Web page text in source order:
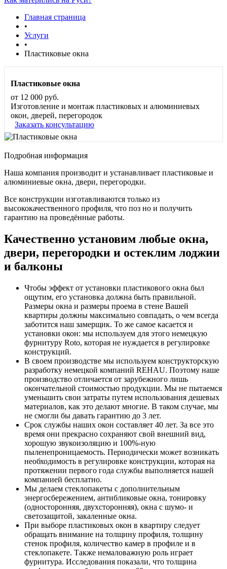
Главная страница
•
Услуги
•
Пластиковые окна
Пластиковые окна
от 12 000 руб.
Изготовление и монтаж пластиковых и алюминиевых
окон, дверей, перегородок
Заказать консультацию
Подробная информация
Наша компания производит и устанавливает пластиковые и
алюминиевые окна, двери, перегородки.
Все конструкции изготавливаются только из
высококачественного профиля, что поз но и получить
гарантию на проведённые работы.
Качественно установим любые окна,
двери, перегородки и остеклим лоджии
и балконы
Чтобы эффект от установки пластикового окна был
ощутим, его установка должна быть правильной.
Размеры окна и размеры проема в стене Вашей
квартиры должны максимально совпадать, о чем всегда
заботится наш замерщик. То же самое касается и
установки окон: мы используем для этого немецкую
фурнитуру Roto, которая не нуждается в регулировке
конструкций.
В своем производстве мы используем конструкторскую
разработку немецкой компаний REHAU. Поэтому наше
производство отличается от зарубежного лишь
окончательной стоимостью продукции. Мы не пытаемся
уменьшить свои затраты путем использования дешевых
материалов, как это делают многие. В таком случае, мы
не смогли бы давать гарантию до 3 лет.
Срок службы наших окон составляет 40 лет. За все это
время они прекрасно сохраняют свой внешний вид,
хорошую звукоизоляцию и 100%-ную
пыленепроницаемость. Периодически может возникать
необходимость в регулировке конструкции, которая на
протяжении первого года службы выполняется нашей
компанией бесплатно.
Мы делаем стеклопакеты с дополнительным
энергосбережением, антибликовые окна, тонировку
(односторонняя, двухсторонняя), окна с шумо- и
светозащитой, закаленные окна.
При выборе пластиковых окон в квартиру следует
обращать внимание на толщину профиля, толщину
стенок профиля, количество камер в профиле и в
стеклопакете. Также немаловажную роль играет
фурнитура. Исследования показали, что толщина